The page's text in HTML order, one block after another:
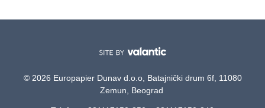
© 2026 Europapier Dunav d.o.o, Batajnički drum 6f, 11080
Zemun, Beograd